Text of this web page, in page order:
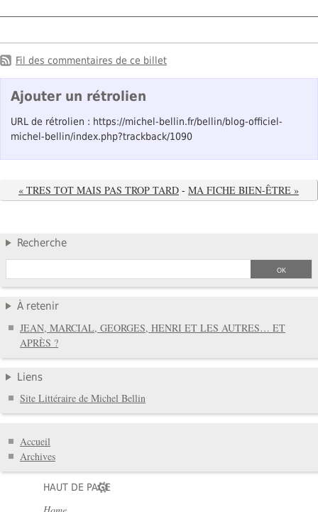
Fil des commentaires de ce billet
Ajouter un rétrolien
URL de rétrolien : https://michel-bellin.fr/bellin/blog-officiel-
michel-bellin/index.php?trackback/1090
« TRES TOT MAIS PAS TROP TARD - MA FICHE BIEN-ÊTRE »
Recherche
À retenir
JEAN, MARCIAL, GEORGES, HENRI ET LES AUTRES… ET
APRÈS ?
Liens
Site Littéraire de Michel Bellin
Accueil
Archives
HAUT DE PAGE